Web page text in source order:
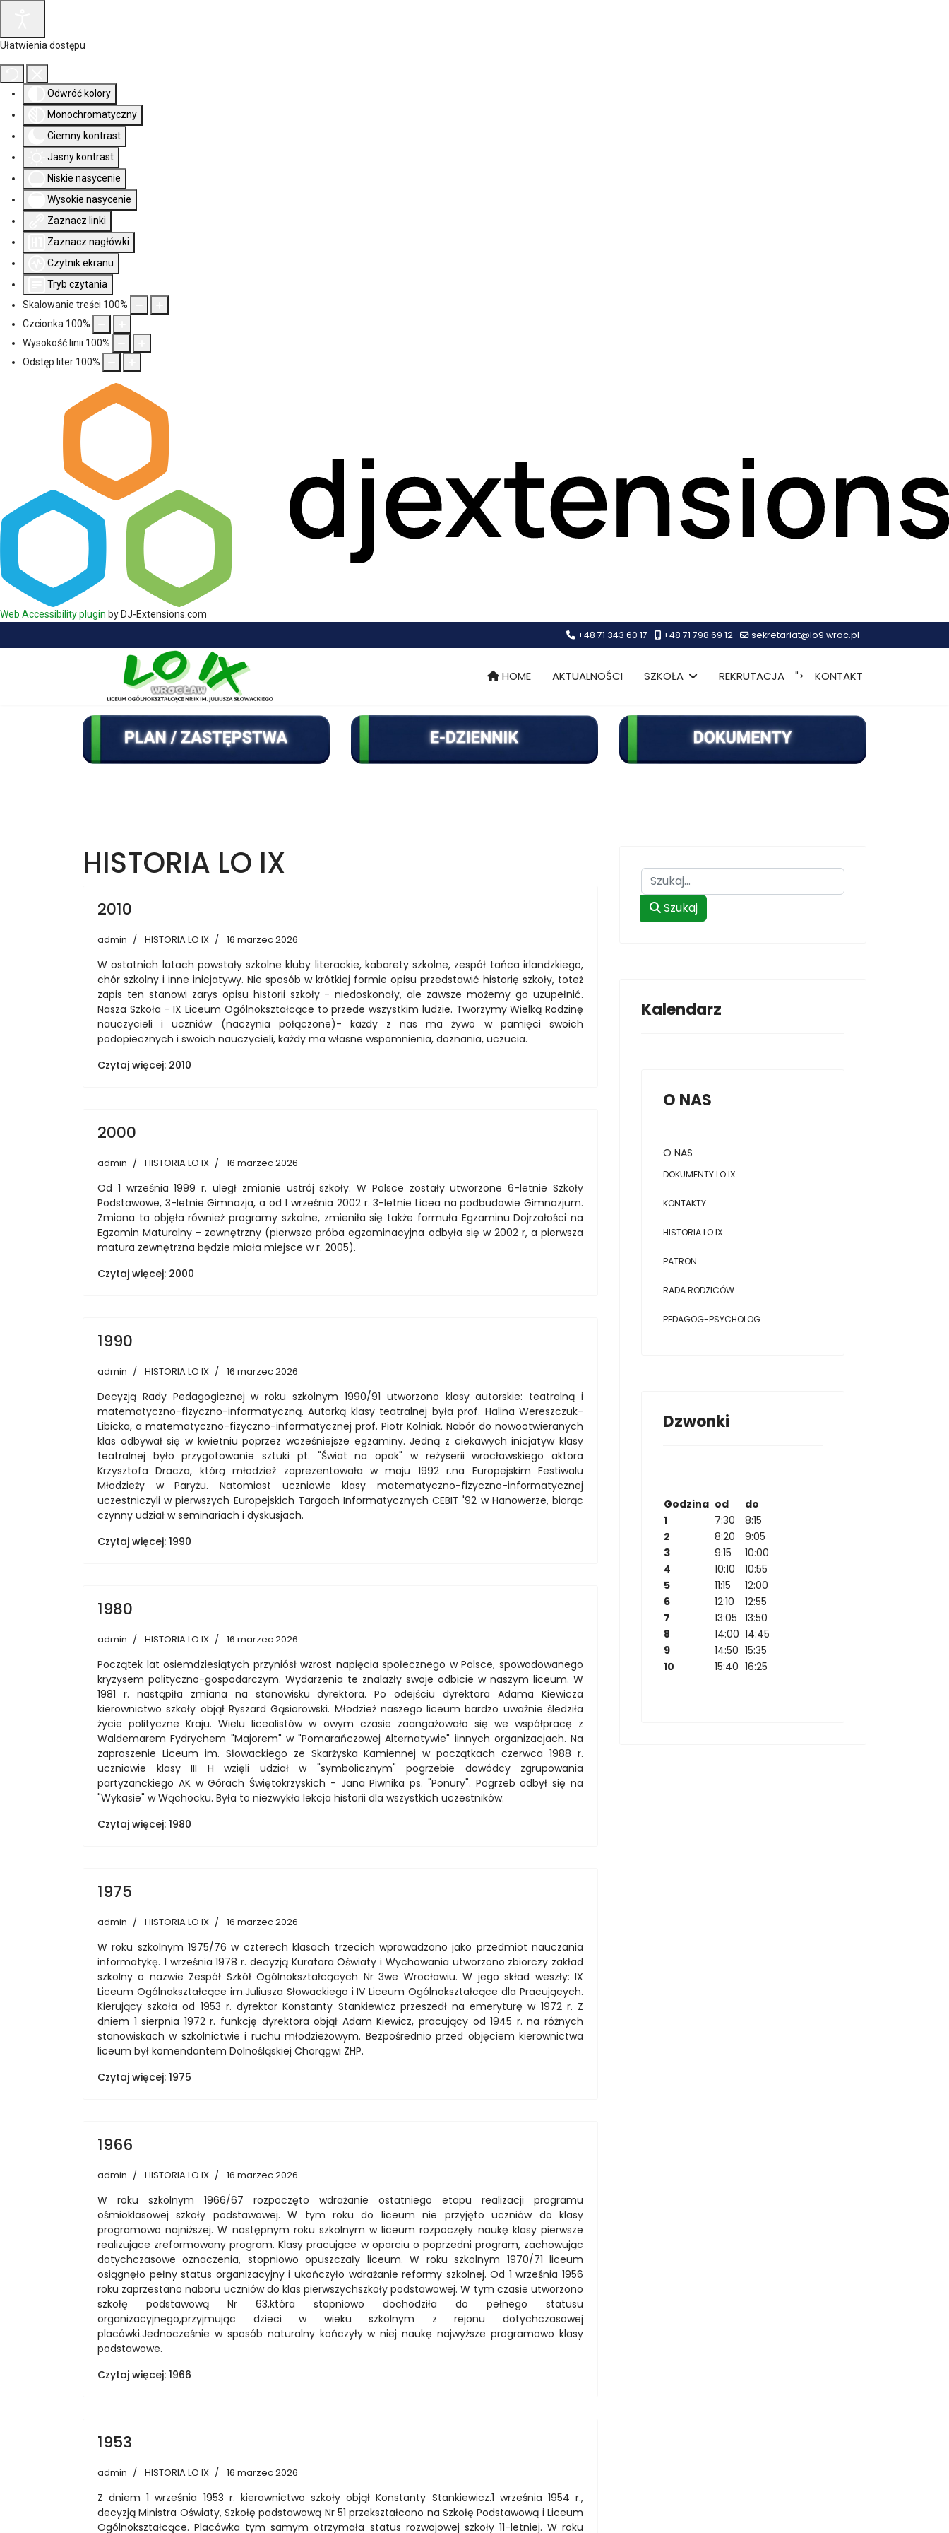
Ułatwienia dostępu
Odwróć kolory
Monochromatyczny
Ciemny kontrast
Jasny kontrast
Niskie nasycenie
Wysokie nasycenie
Zaznacz linki
Zaznacz nagłówki
Czytnik ekranu
Tryb czytania
Skalowanie treści 100%
Czcionka 100%
Wysokość linii 100%
Odstęp liter 100%
Web Accessibility plugin by DJ-Extensions.com
+48 71 343 60 17 +48 71 798 69 12 sekretariat@lo9.wroc.pl
HOME AKTUALNOŚCI SZKOŁA REKRUTACJA "> KONTAKT
HISTORIA LO IX
2010
admin HISTORIA LO IX 16 marzec 2026
W ostatnich latach powstały szkolne kluby literackie, kabarety szkolne, zespół tańca irlandzkiego,
chór szkolny i inne inicjatywy. Nie sposób w krótkiej formie opisu przedstawić historię szkoły, toteż
zapis ten stanowi zarys opisu historii szkoły - niedoskonały, ale zawsze możemy go uzupełnić.
Nasza Szkoła - IX Liceum Ogólnokształcące to przede wszystkim ludzie. Tworzymy Wielką Rodzinę
nauczycieli i uczniów (naczynia połączone)- każdy z nas ma żywo w pamięci swoich
podopiecznych i swoich nauczycieli, każdy ma własne wspomnienia, doznania, uczucia.
Czytaj więcej: 2010
2000
admin HISTORIA LO IX 16 marzec 2026
Od 1 września 1999 r. uległ zmianie ustrój szkoły. W Polsce zostały utworzone 6-letnie Szkoły
Podstawowe, 3-letnie Gimnazja, a od 1 września 2002 r. 3-letnie Licea na podbudowie Gimnazjum.
Zmiana ta objęła również programy szkolne, zmieniła się także formuła Egzaminu Dojrzałości na
Egzamin Maturalny - zewnętrzny (pierwsza próba egzaminacyjna odbyła się w 2002 r, a pierwsza
matura zewnętrzna będzie miała miejsce w r. 2005).
Czytaj więcej: 2000
1990
admin HISTORIA LO IX 16 marzec 2026
Decyzją Rady Pedagogicznej w roku szkolnym 1990/91 utworzono klasy autorskie: teatralną i
matematyczno-fizyczno-informatyczną. Autorką klasy teatralnej była prof. Halina Wereszczuk-
Libicka, a matematyczno-fizyczno-informatycznej prof. Piotr Kolniak. Nabór do nowootwieranych
klas odbywał się w kwietniu poprzez wcześniejsze egzaminy. Jedną z ciekawych inicjatyw klasy
teatralnej było przygotowanie sztuki pt. "Świat na opak" w reżyserii wrocławskiego aktora
Krzysztofa Dracza, którą młodzież zaprezentowała w maju 1992 r.na Europejskim Festiwalu
Młodzieży w Paryżu. Natomiast uczniowie klasy matematyczno-fizyczno-informatycznej
uczestniczyli w pierwszych Europejskich Targach Informatycznych CEBIT '92 w Hanowerze, biorąc
czynny udział w seminariach i dyskusjach.
Czytaj więcej: 1990
1980
admin HISTORIA LO IX 16 marzec 2026
Początek lat osiemdziesiątych przyniósł wzrost napięcia społecznego w Polsce, spowodowanego
kryzysem polityczno-gospodarczym. Wydarzenia te znalazły swoje odbicie w naszym liceum. W
1981 r. nastąpiła zmiana na stanowisku dyrektora. Po odejściu dyrektora Adama Kiewicza
kierownictwo szkoły objął Ryszard Gąsiorowski. Młodzież naszego liceum bardzo uważnie śledziła
życie polityczne Kraju. Wielu licealistów w owym czasie zaangażowało się we współpracę z
Waldemarem Fydrychem "Majorem" w "Pomarańczowej Alternatywie" iinnych organizacjach. Na
zaproszenie Liceum im. Słowackiego ze Skarżyska Kamiennej w początkach czerwca 1988 r.
uczniowie klasy III H wzięli udział w "symbolicznym" pogrzebie dowódcy zgrupowania
partyzanckiego AK w Górach Świętokrzyskich - Jana Piwnika ps. "Ponury". Pogrzeb odbył się na
"Wykasie" w Wąchocku. Była to niezwykła lekcja historii dla wszystkich uczestników.
Czytaj więcej: 1980
1975
admin HISTORIA LO IX 16 marzec 2026
W roku szkolnym 1975/76 w czterech klasach trzecich wprowadzono jako przedmiot nauczania
informatykę. 1 września 1978 r. decyzją Kuratora Oświaty i Wychowania utworzono zbiorczy zakład
szkolny o nazwie Zespół Szkół Ogólnokształcących Nr 3we Wrocławiu. W jego skład weszły: IX
Liceum Ogólnokształcące im.Juliusza Słowackiego i IV Liceum Ogólnokształcące dla Pracujących.
Kierujący szkoła od 1953 r. dyrektor Konstanty Stankiewicz przeszedł na emeryturę w 1972 r. Z
dniem 1 sierpnia 1972 r. funkcję dyrektora objął Adam Kiewicz, pracujący od 1945 r. na różnych
stanowiskach w szkolnictwie i ruchu młodzieżowym. Bezpośrednio przed objęciem kierownictwa
liceum był komendantem Dolnośląskiej Chorągwi ZHP.
Czytaj więcej: 1975
1966
admin HISTORIA LO IX 16 marzec 2026
W roku szkolnym 1966/67 rozpoczęto wdrażanie ostatniego etapu realizacji programu
ośmioklasowej szkoły podstawowej. W tym roku do liceum nie przyjęto uczniów do klasy
programowo najniższej. W następnym roku szkolnym w liceum rozpoczęły naukę klasy pierwsze
realizujące zreformowany program. Klasy pracujące w oparciu o poprzedni program, zachowując
dotychczasowe oznaczenia, stopniowo opuszczały liceum. W roku szkolnym 1970/71 liceum
osiągnęło pełny status organizacyjny i ukończyło wdrażanie reformy szkolnej. Od 1 września 1956
roku zaprzestano naboru uczniów do klas pierwszychszkoły podstawowej. W tym czasie utworzono
szkołę podstawową Nr 63,która stopniowo dochodziła do pełnego statusu
organizacyjnego,przyjmując dzieci w wieku szkolnym z rejonu dotychczasowej
placówki.Jednocześnie w sposób naturalny kończyły w niej naukę najwyższe programowo klasy
podstawowe.
Czytaj więcej: 1966
1953
admin HISTORIA LO IX 16 marzec 2026
Z dniem 1 września 1953 r. kierownictwo szkoły objął Konstanty Stankiewicz.1 września 1954 r.,
decyzją Ministra Oświaty, Szkołę podstawową Nr 51 przekształcono na Szkołę Podstawową i Liceum
Ogólnokształcące. Placówka tym samym otrzymała status rozwojowej szkoły 11-letniej. W roku
Szukaj
Szukaj
Kalendarz
O NAS
O NAS
DOKUMENTY LO IX
KONTAKTY
HISTORIA LO IX
PATRON
RADA RODZICÓW
PEDAGOG-PSYCHOLOG
Dzwonki
Godzina od
do
1
7:30
8:15
2
8:20
9:05
3
9:15
10:00
4
10:10
10:55
5
11:15
12:00
6
12:10
12:55
7
13:05 13:50
8
14:00 14:45
9
14:50 15:35
10
15:40 16:25